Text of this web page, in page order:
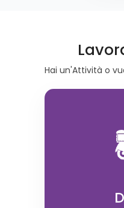
Hai un'Attività o